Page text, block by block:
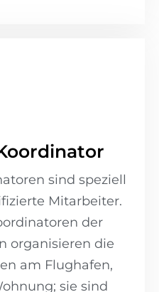
sind speziell
Mitarbeiter.
der
organisieren die
am Flughafen,
sie sind